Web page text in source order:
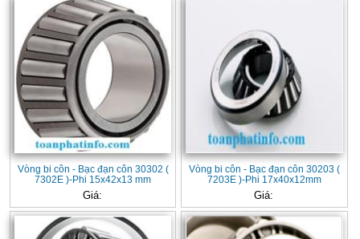
Vòng bi côn - Bạc đạn côn 30302 (
7302E )-Phi 15x42x13 mm
Giá:
Vòng bi côn - Bạc đạn côn 30203 (
7203E )-Phi 17x40x12mm
Giá: